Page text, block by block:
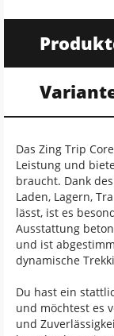
Das Zing Trip
Leistung und
braucht. Dank
Laden, Lagern,
lässt, ist es
Ausstattung
und ist
dynamische
Du hast ein
und möchtest es
und